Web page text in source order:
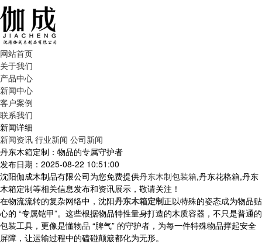
网站首页
关于我们
产品中心
新闻中心
客户案例
联系我们
新闻详细
新闻资讯 行业新闻 公司新闻
丹东木箱定制：物品的专属守护者
发布日期：2025-08-22 10:51:00
沈阳伽成木制品有限公司为您免费提供丹东木制包装箱,丹东花格箱,丹东
木箱定制等相关信息发布和资讯展示，敬请关注！
在物流流转的复杂网络中，沈阳丹东木箱定制正以特殊的姿态成为物品贴
心的 “专属铠甲”。这些根据物品特性量身打造的木质容器，不只是普通的
包装工具，更像是懂物品 “脾气” 的守护者，为每一件特殊物品撑起安全
屏障，让运输过程中的磕碰颠簸都化为无形。